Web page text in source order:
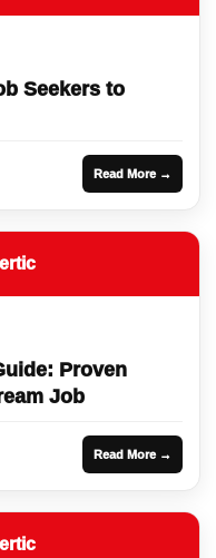
Seekers to
Read More →
Proven
Job
Read More →